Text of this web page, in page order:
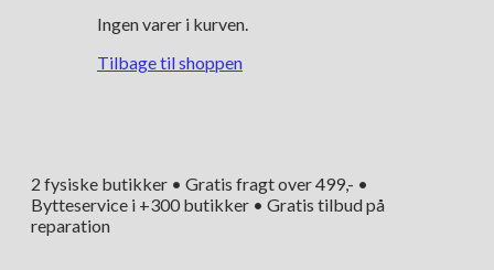
Ingen varer i kurven.
Tilbage til shoppen
2 fysiske butikker • Gratis fragt over 499,- •
Bytteservice i +300 butikker • Gratis tilbud på
reparation